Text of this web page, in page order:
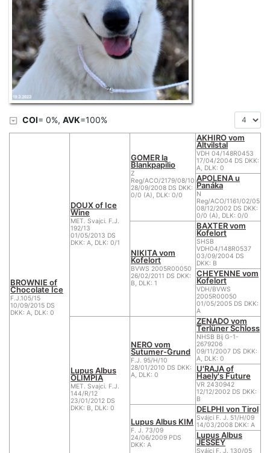
COI= 0%, AVK=100%
BROWNIE of
Chocolate Ice
F.J.105/15
10/09/2015 DS
DKK: A, DLK: 0
DOUX of Ice
Wine
MET. Svajci. F.J.
192/13
01/05/2013 DS
DKK: A, DLK: 0/1
GOMER la
Blankpapilio
Z
Reg/ACO/2179/08/10
28/09/2008 DS DKK:
0/0 (A), DLK: 0/0
AKHIRO vom
Altvilstal
VDH 04/148R0453
17/04/2004 DS DKK:
A, DLK: 0
APOLENA u
Panáka
N
Reg/ACO/1161/02/05
08/12/2002 DS DKK:
0/0 (A), DLK: 0/0
NIKITA vom
Kofelort
BVWS 2005R00050
26/02/2011 DS DKK:
B, DLK: 1
BAXTER vom
Kofelort
SHSB
VDH04/148R0537
03/09/2004 DS
DKK: B
CHEYENNE vom
Kofelort
VDH/BVWS
2005R00050
01/05/2005 DS DKK:
A
Lupus Albus
OLIMPIA
MET. Svajci. F.J.
144/R/12
23/01/2012 DS
DKK: B, DLK: 0
NERO vom
Sutumer-Grund
F.J. 95/H/10
28/01/2010 DS DKK:
A, DLK: 0
ZENADO vom
Terlüner Schloss
NHSB Bij G-1-
2679206
09/11/2007 DS DKK:
A, DLK: 0
U'RAJA of
Haely's Future
VR 2430942
12/12/2002 DS DKK:
B
Lupus Albus KIM
F. J. 73/09
24/06/2009 PDS
DKK: A
DELPHI von Tirol
Svájci F. J. 51/H/09
14/03/2008 DKK: A
Lupus Albus
JESSEY
Svájci F. J. 130/05